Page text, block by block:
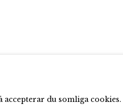
accepterar du somliga